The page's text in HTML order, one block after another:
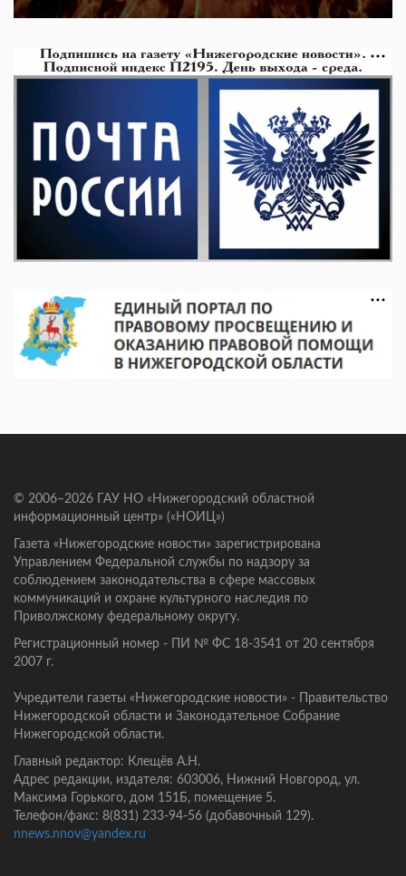
© 2006–2026 ГАУ НО «Нижегородский областной
информационный центр» («НОИЦ»)
Газета «Нижегородские новости» зарегистрирована
Управлением Федеральной службы по надзору за
соблюдением законодательства в сфере массовых
коммуникаций и охране культурного наследия по
Приволжскому федеральному округу.
Регистрационный номер - ПИ № ФС 18-3541 от 20 сентября
2007 г.
Учредители газеты «Нижегородские новости» - Правительство
Нижегородской области и Законодательное Собрание
Нижегородской области.
Главный редактор: Клещёв А.Н.
Адрес редакции, издателя: 603006, Нижний Новгород, ул.
Максима Горького, дом 151Б, помещение 5.
Телефон/факс: 8(831) 233-94-56 (добавочный 129).
nnews.nnov@yandex.ru